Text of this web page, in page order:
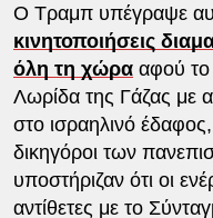
Ο Τραμπ υπέγραψε
κινητοποιήσεις
όλη τη χώρααφού το
Λωρίδα της Γάζας με
στο ισραηλινό
δικηγόροι των
υποστήριζαν ότι οι
αντίθετες με το